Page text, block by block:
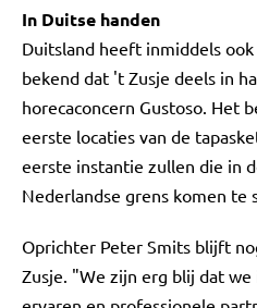
In Duitse handen
Duitsland heeft inmiddels
bekend dat 't Zusje deels in
horecaconcern Gustoso. Het
eerste locaties van de
eerste instantie zullen die in
Nederlandse grens komen te
Oprichter Peter Smits blijft
Zusje. "We zijn erg blij dat we